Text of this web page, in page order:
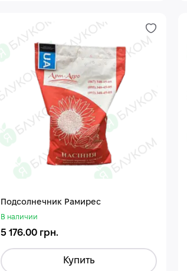
Подсолнечник Рамирес
В наличии
5 176.00 грн.
Купить